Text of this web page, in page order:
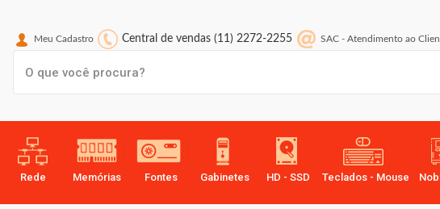
Meu Cadastro Central de vendas (11) 2272-2255 SAC - Atendimento ao
Rede Memórias Fontes Gabinetes HD - SSD Teclados - Mouse